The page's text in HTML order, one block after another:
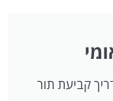
קביעת תור